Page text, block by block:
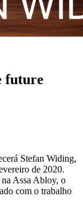
future
Stefan Widing,
de 2020.
na Assa Abloy, o
com o trabalho